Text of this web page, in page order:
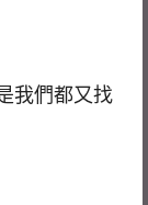
我們都又找